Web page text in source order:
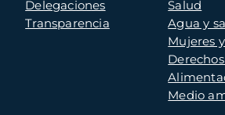
Delegaciones
Transparencia
Salud
Agua y
Mujeres
Medio